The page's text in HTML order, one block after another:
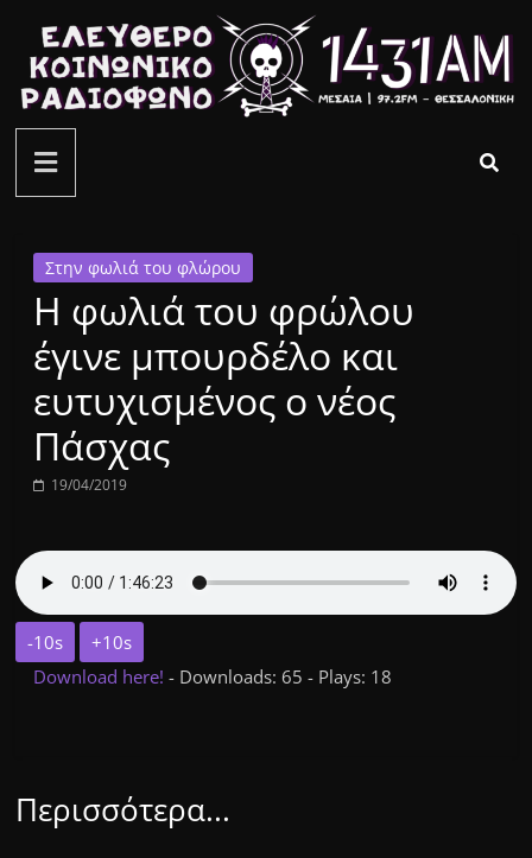
περιεχόμενο
ελεύθερο
κοινωνικό
ραδιόφωνο
1431AM
Στην φωλιά του φλώρου
Η φωλιά του φρώλου
έγινε μπουρδέλο και
ευτυχισμένος ο νέος
Πάσχας
19/04/2019
-10s
+10s
Download here!- Downloads: 65 - Plays: 18
Περισσότερα...